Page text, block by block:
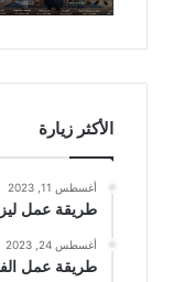
الأكثر زيارة
أغسطس 11, 2023
طريقة عمل
أغسطس 24, 2023
طريقة عمل